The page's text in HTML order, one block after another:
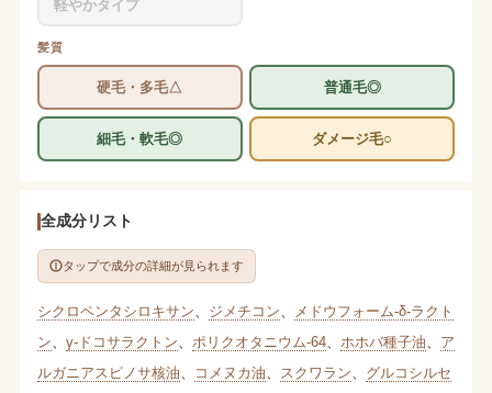
軽やかタイプ
髪質
硬毛・多毛△ 普通毛◎
細毛・軟毛◎ ダメージ毛○
全成分リスト
タップで成分の詳細が見られます
シクロペンタシロキサン ジメチコン
メドウフォーム-δ-ラクト
ン
γ-ドコサラクトン ポリクオタニウム-64、 ホホバ種子油
ア
ルガニアスピノサ核油
コメヌカ油 スクワラン
グルコシルセ